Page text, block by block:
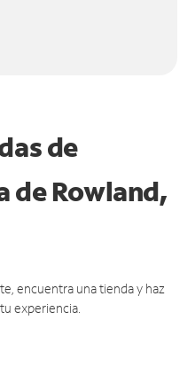
de
deRowland,
encuentra una tienda y haz
experiencia.